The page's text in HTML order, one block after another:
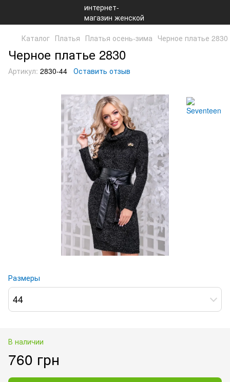
Каталог Платья Платья осень-зима Черное платье 2830
Черное платье 2830
Артикул: 2830-44 Оставить отзыв
Размеры
44
В наличии
760 грн